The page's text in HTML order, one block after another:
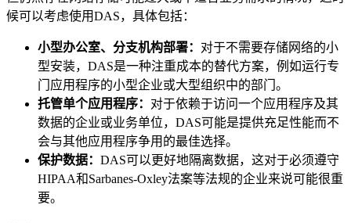
候可以考虑使用DAS，具体包括：
小型办公室、分支机构部署： 对于不需要存储网络的小
型安装，DAS是一种注重成本的替代方案，例如运行专
门应用程序的小型企业或大型组织中的部门。
托管单个应用程序： 对于依赖于访问一个应用程序及其
数据的企业或业务单位，DAS可能是提供充足性能而不
会与其他应用程序争用的最佳选择。
保护数据： DAS可以更好地隔离数据，这对于必须遵守
HIPAA和Sarbanes-Oxley法案等法规的企业来说可能很重
要。